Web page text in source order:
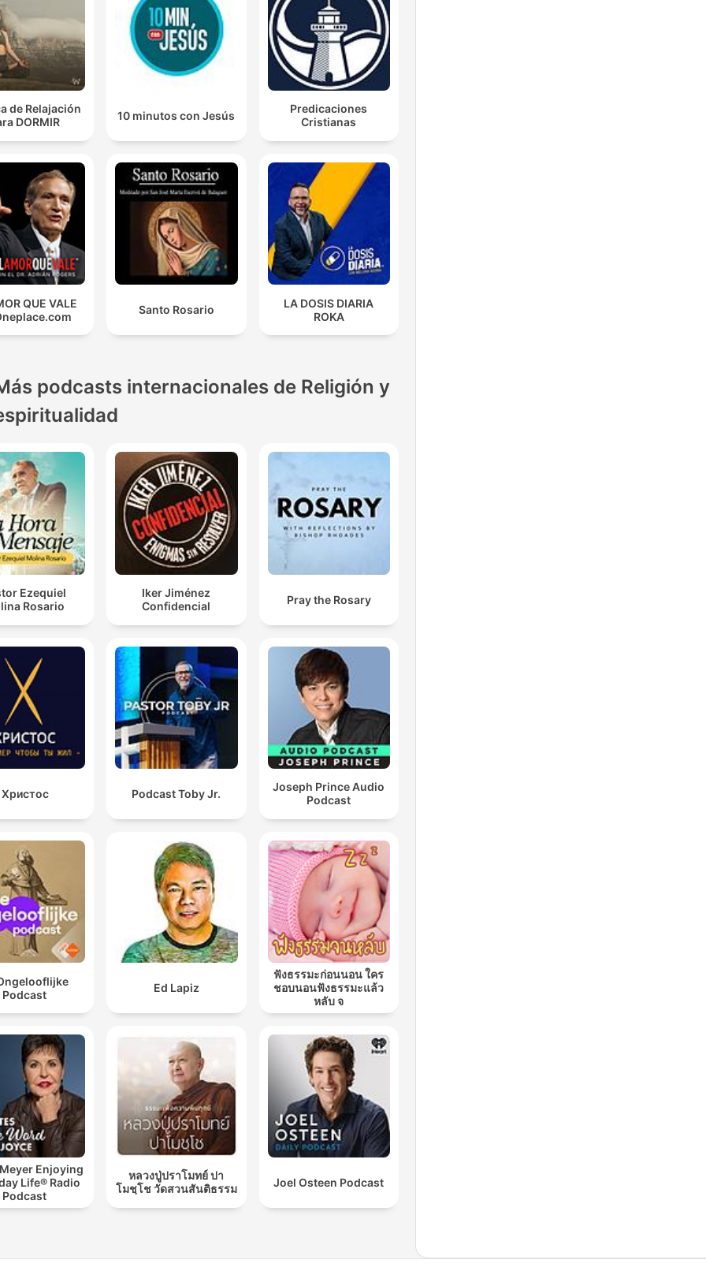
de Relajación
DORMIR
10 minutos con Jesús
Predicaciones
Cristianas
QUE VALE
Santo Rosario
LA DOSIS DIARIA
ROKA
podcasts internacionales de Religión y
Ezequiel
Rosario
Iker Jiménez
Confidencial
Pray the Rosary
Христос Podcast Toby Jr.
Joseph Prince Audio
Podcast
Podcast
Ed Lapiz
ฟังธรรมะก่อนนอน ใคร
ชอบนอนฟังธรรมะแล้ว
หลับ จ
Enjoying
Life® Radio
Podcast
หลวงปู่ปราโมทย์ ปา
โมชฺโช วัดสวนสันติธรรม
Joel Osteen Podcast